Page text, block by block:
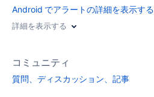
Android でアラートの詳細を表示する
詳細を表示する
コミュニティ
質問、ディスカッション、記事